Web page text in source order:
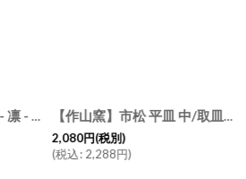
[3930063-1]
【作山窯-SAKUZAN-】- 凛 - 平皿 M (φ19.5） L(φ26）紺吹き 日本製 陶器 美濃焼 Nature Ave.オリジナル
【作山窯】市松 平皿 中/取皿/中皿/プレート/美濃焼き/日本製/陶器
2,080円(税別)
(税込: 2,288円)